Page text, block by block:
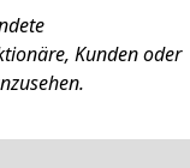
Kunden oder